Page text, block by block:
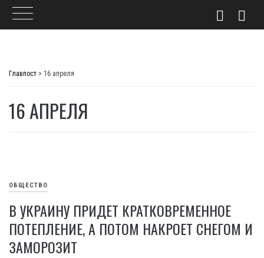
Главпост > 16 апреля
16 АПРЕЛЯ
ОБЩЕСТВО
В УКРАИНУ ПРИДЕТ КРАТКОВРЕМЕННОЕ
ПОТЕПЛЕНИЕ, А ПОТОМ НАКРОЕТ СНЕГОМ И
ЗАМОРОЗИТ